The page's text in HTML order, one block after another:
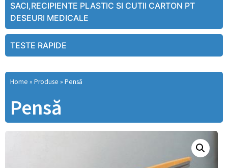
SACI,RECIPIENTE PLASTIC SI CUTII CARTON PT
DESEURI MEDICALE
TESTE RAPIDE
Home » Produse » Pensă
Pensă